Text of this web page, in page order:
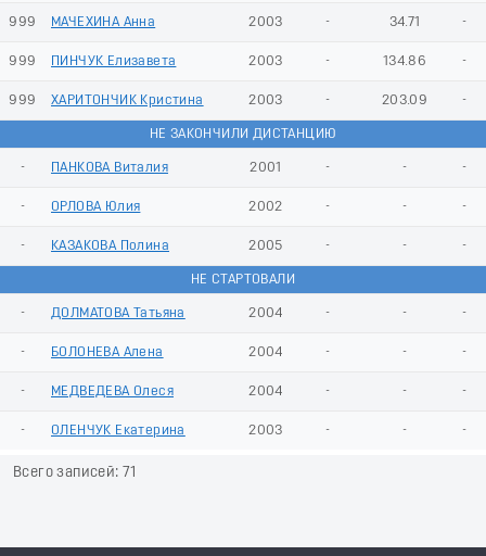
999 МАЧЕХИНА Анна 2003 - 34.71 -
999 ПИНЧУК Елизавета 2003 - 134.86 -
999 ХАРИТОНЧИК Кристина 2003 - 203.09 -
НЕ ЗАКОНЧИЛИ ДИСТАНЦИЮ
- ПАНКОВА Виталия 2001 - - -
- ОРЛОВА Юлия 2002 - - -
- КАЗАКОВА Полина 2005 - - -
НЕ СТАРТОВАЛИ
- ДОЛМАТОВА Татьяна 2004 - - -
- БОЛОНЕВА Алена 2004 - - -
- МЕДВЕДЕВА Олеся 2004 - - -
- ОЛЕНЧУК Екатерина 2003 - - -
Всего записей: 71